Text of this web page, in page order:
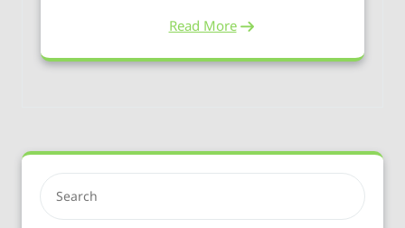
Read More